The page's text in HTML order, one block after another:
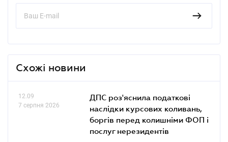
Схожі новини
12.09
7 серпня 2026
ДПС роз'яснила податкові
наслідки курсових коливань,
боргів перед колишніми ФОП і
послуг нерезидентів